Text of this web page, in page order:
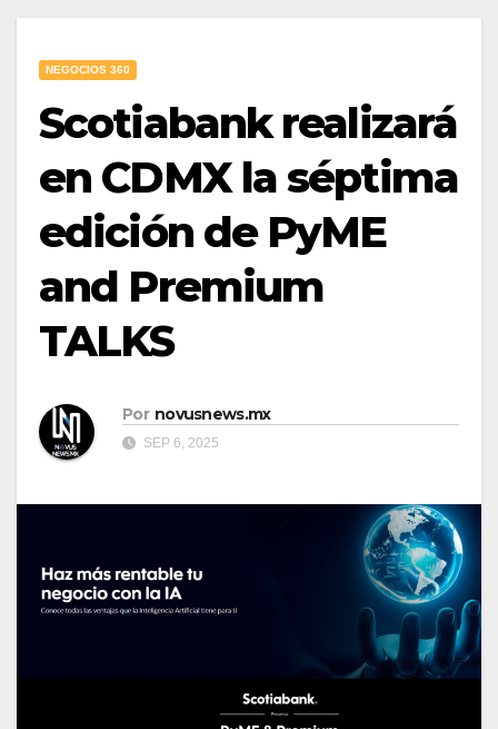
NEGOCIOS 360
Scotiabank realizará
en CDMX la séptima
edición de PyME
and Premium
TALKS
Por novusnews.mx
SEP 6, 2025